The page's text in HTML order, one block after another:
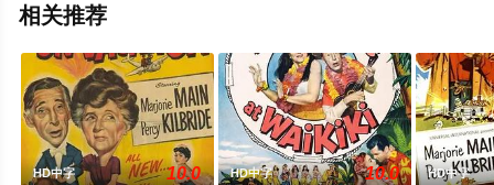
相关推荐
HD中字 10.0 HD中字 10.0 HD中字